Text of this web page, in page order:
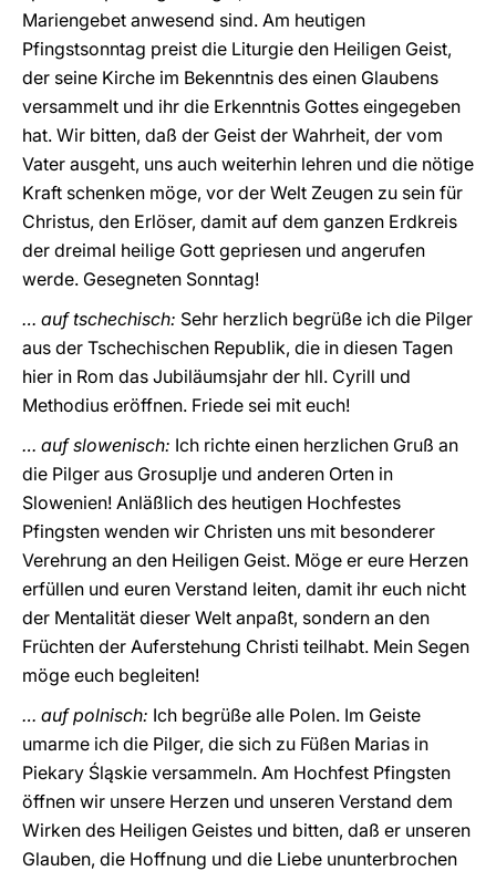
Mariengebet anwesend sind. Am heutigen
Pfingstsonntag preist die Liturgie den Heiligen Geist,
der seine Kirche im Bekenntnis des einen Glaubens
versammelt und ihr die Erkenntnis Gottes eingegeben
hat. Wir bitten, daß der Geist der Wahrheit, der vom
Vater ausgeht, uns auch weiterhin lehren und die nötige
Kraft schenken möge, vor der Welt Zeugen zu sein für
Christus, den Erlöser, damit auf dem ganzen Erdkreis
der dreimal heilige Gott gepriesen und angerufen
werde. Gesegneten Sonntag!
… auf tschechisch: Sehr herzlich begrüße ich die Pilger
aus der Tschechischen Republik, die in diesen Tagen
hier in Rom das Jubiläumsjahr der hll. Cyrill und
Methodius eröffnen. Friede sei mit euch!
… auf slowenisch: Ich richte einen herzlichen Gruß an
die Pilger aus Grosuplje und anderen Orten in
Slowenien! Anläßlich des heutigen Hochfestes
Pfingsten wenden wir Christen uns mit besonderer
Verehrung an den Heiligen Geist. Möge er eure Herzen
erfüllen und euren Verstand leiten, damit ihr euch nicht
der Mentalität dieser Welt anpaßt, sondern an den
Früchten der Auferstehung Christi teilhabt. Mein Segen
möge euch begleiten!
… auf polnisch: Ich begrüße alle Polen. Im Geiste
umarme ich die Pilger, die sich zu Füßen Marias in
Piekary Śląskie versammeln. Am Hochfest Pfingsten
öffnen wir unsere Herzen und unseren Verstand dem
Wirken des Heiligen Geistes und bitten, daß er unseren
Glauben, die Hoffnung und die Liebe ununterbrochen